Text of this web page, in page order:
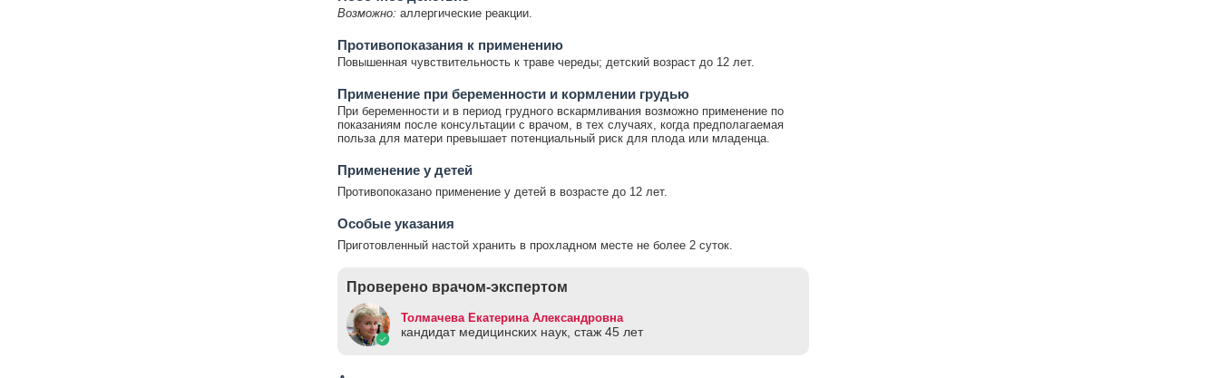
Возможно: аллергические реакции.
Противопоказания к применению
Повышенная чувствительность к траве череды; детский возраст до 12 лет.
Применение при беременности и кормлении грудью
При беременности и в период грудного вскармливания возможно применение по
показаниям после консультации с врачом, в тех случаях, когда предполагаемая
польза для матери превышает потенциальный риск для плода или младенца.
Применение у детей
Противопоказано применение у детей в возрасте до 12 лет.
Особые указания
Приготовленный настой хранить в прохладном месте не более 2 суток.
Проверено врачом-экспертом
Толмачева Екатерина Александровна
кандидат медицинских наук, стаж 45 лет